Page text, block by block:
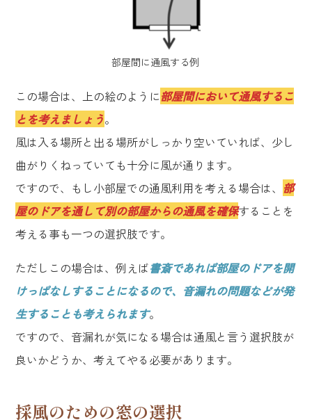
部屋間に通風する例
この場合は、上の絵のように部屋間において通風するこ
とを考えましょう。
風は入る場所と出る場所がしっかり空いていれば、少し
曲がりくねっていても十分に風が通ります。
ですので、もし小部屋での通風利用を考える場合は、 部
屋のドアを通して別の部屋からの通風を確保することを
考える事も一つの選択肢です。
ただしこの場合は、例えば書斎であれば部屋のドアを開
けっぱなしすることになるので、音漏れの問題などが発
生することも考えられます。
ですので、音漏れが気になる場合は通風と言う選択肢が
良いかどうか、考えてやる必要があります。
採風のための窓の選択